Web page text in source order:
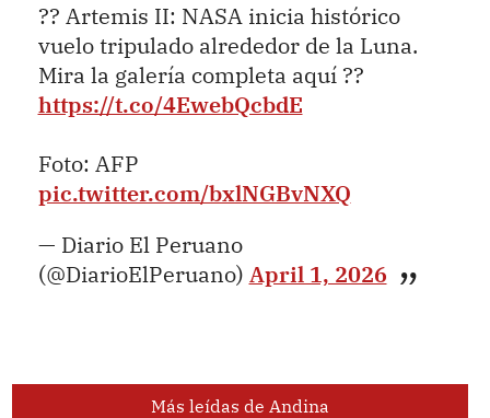
?? Artemis II: NASA inicia histórico
vuelo tripulado alrededor de la Luna.
Mira la galería completa aquí ??
https://t.co/4EwebQcbdE
Foto: AFP
pic.twitter.com/bxlNGBvNXQ
— Diario El Peruano
(@DiarioElPeruano) April 1, 2026
Más leídas de Andina